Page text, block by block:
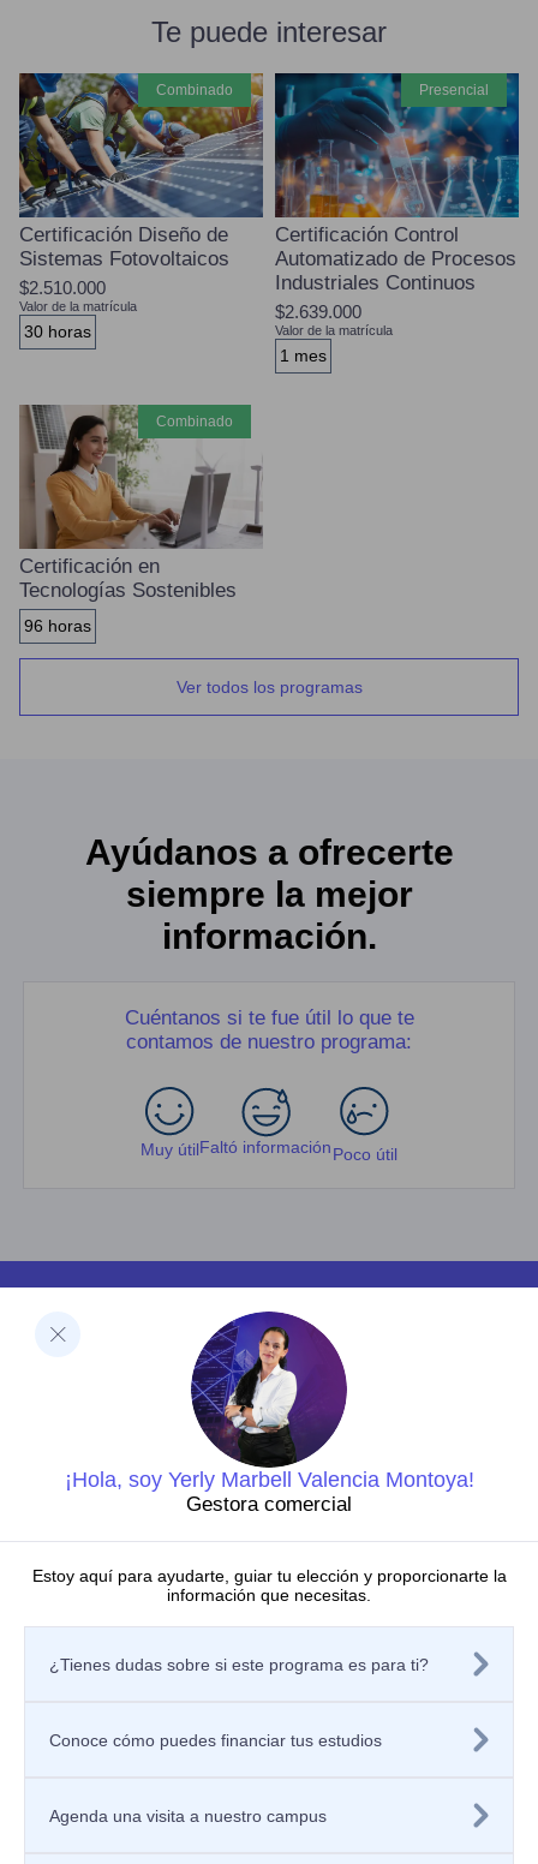
Te puede interesar
combinado
Certificación Diseño de
Sistemas Fotovoltaicos
$2.510.000
Valor de la matrícula
30 horas
presencial
Certificación Control
Automatizado de Procesos
Industriales Continuos
$2.639.000
Valor de la matrícula
1 mes
combinado
Certificación en
Tecnologías Sostenibles
96 horas
Ver todos los programas
Ayúdanos a ofrecerte
siempre la mejor
información.
Cuéntanos si te fue útil lo que te
contamos de nuestro programa:
Muy útilFaltó informaciónPoco útil
¡Hola, soy Yerly Marbell Valencia Montoya!
Gestora comercial
Estoy aquí para ayudarte, guiar tu elección y proporcionarte la
información que necesitas.
¿Tienes dudas sobre si este programa es para ti?
Conoce cómo puedes financiar tus estudios
Agenda una visita a nuestro campus
Ciencias de la Salud
Negocios y Economía
Barberi de Ingeniería, Diseño y Ciencias Aplicadas
Ciencias Humanas
Decanatura de Innovación Educativa y Fortalecimiento
Dirección de Investigaciones
Grupos de investigación
Semilleros de investigación
Proyectos de investigación
Directorio de investigadores
Nuestras publicaciones
Tratamiento de datos personales
Mecanismos o canales de atención
Registra tu PQRSF